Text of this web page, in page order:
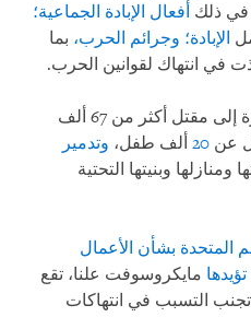
في ذلك أفعال الإبادة الجماعية؛
الإبادة؛ وجرائم الحرب، بما
في انتهاك لقوانين الحرب.
الهجوم الإسرائيلي على غزة إلى مقتل أكثر من 67 ألف
عن
ألف طفل، وتدمير
وبنيتها التحتية
المتحدة بشأن الأعمال
تؤيدها مايكروسوفت علنا، تقع
التسبب في انتهاكات